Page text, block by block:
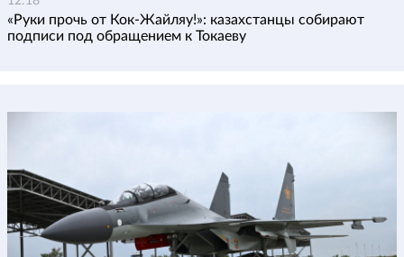
«Руки прочь от Кок-Жайляу!»: казахстанцы собирают
подписи под обращением к Токаеву